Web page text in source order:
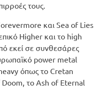
τους.
και Sea of Lies
Higher και το high
εκεί σε συνθεσάρες
power metal
όπως το Cretan
το Ash of Eternal